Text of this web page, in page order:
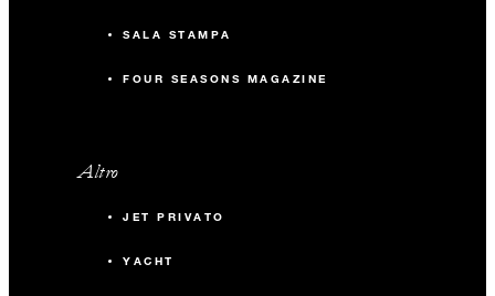
SALA STAMPA
FOUR SEASONS MAGAZINE
Altro
JET PRIVATO
YACHT